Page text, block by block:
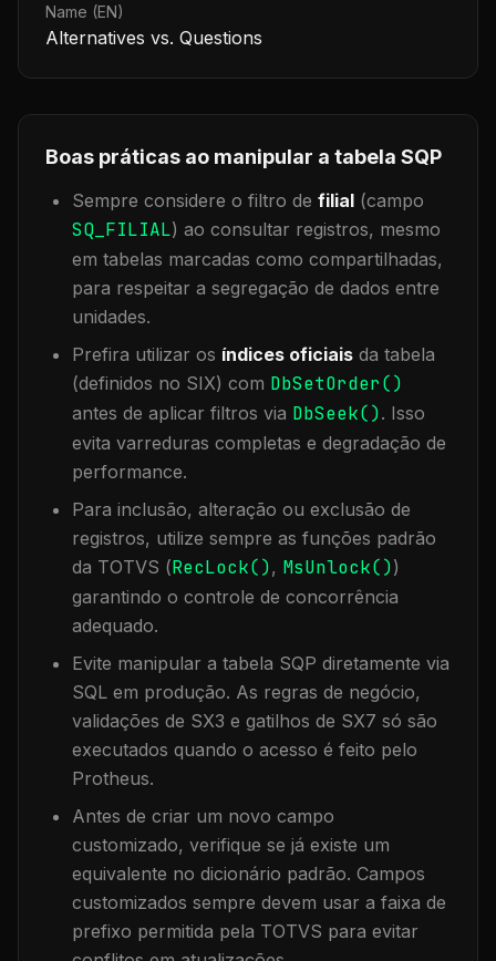
Name (EN)
Alternatives vs. Questions
Boas práticas ao manipular a tabela SQP
Sempre considere o filtro de filial (campo
SQ_FILIAL) ao consultar registros, mesmo
em tabelas marcadas como compartilhadas,
para respeitar a segregação de dados entre
unidades.
Prefira utilizar os índices oficiais da tabela
(definidos no SIX) com DbSetOrder()
antes de aplicar filtros via DbSeek(). Isso
evita varreduras completas e degradação de
performance.
Para inclusão, alteração ou exclusão de
registros, utilize sempre as funções padrão
da TOTVS (RecLock(), MsUnlock())
garantindo o controle de concorrência
adequado.
Evite manipular a tabela SQP diretamente via
SQL em produção. As regras de negócio,
validações de SX3 e gatilhos de SX7 só são
executados quando o acesso é feito pelo
Protheus.
Antes de criar um novo campo
customizado, verifique se já existe um
equivalente no dicionário padrão. Campos
customizados sempre devem usar a faixa de
prefixo permitida pela TOTVS para evitar